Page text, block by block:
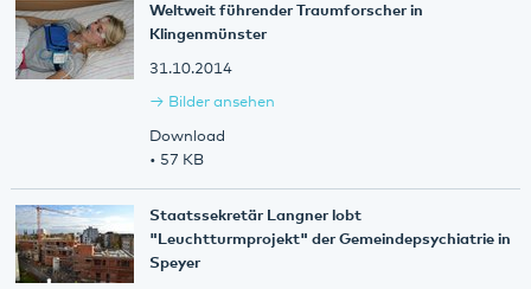
Weltweit führender Traumforscher in
Klingenmünster
31.10.2014
Bilder ansehen
Download
• 57 KB
Staatssekretär Langner lobt
"Leuchtturmprojekt" der Gemeindepsychiatrie in
Speyer